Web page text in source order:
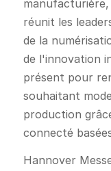
manufacturière,
réunit les
de la
de l'innovation
présent pour
souhaitant
production
connecté
Hannover